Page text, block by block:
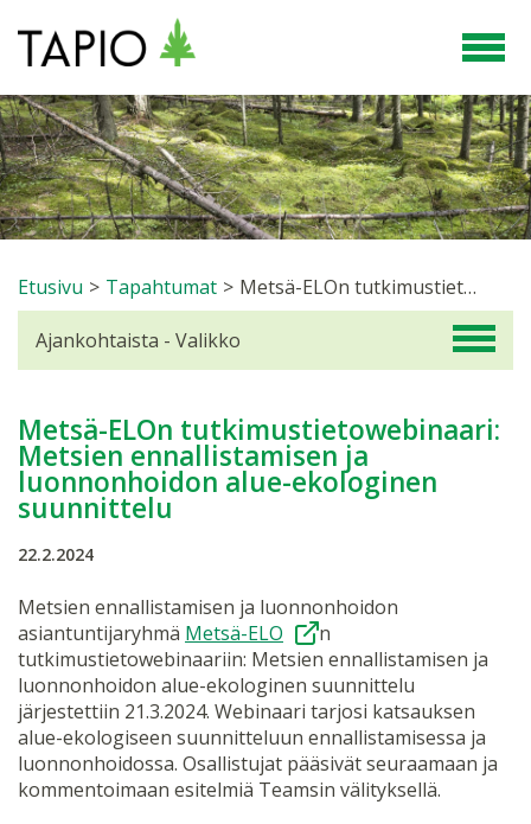
Etusivu > Tapahtumat > Metsä-ELOn tutkimustietowebinaari: Metsien ennallistamisen ja luonnonhoidon alue-ekologinen suunnittelu
Metsä-ELOn tutkimustietowebinaari:
Metsien ennallistamisen ja
luonnonhoidon alue-ekologinen
suunnittelu
22.2.2024
Metsien ennallistamisen ja luonnonhoidon
asiantuntijaryhmä Metsä-ELO
n
tutkimustietowebinaariin: Metsien ennallistamisen ja
luonnonhoidon alue-ekologinen suunnittelu
järjestettiin 21.3.2024. Webinaari tarjosi katsauksen
alue-ekologiseen suunnitteluun ennallistamisessa ja
luonnonhoidossa. Osallistujat pääsivät seuraamaan ja
kommentoimaan esitelmiä Teamsin välityksellä.
Ajankohtaista - Valikko